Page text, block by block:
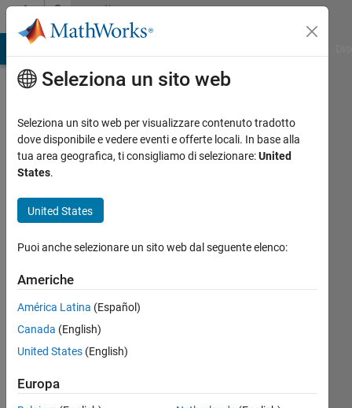
Vai al contenutoCommunity
Profile
di
seen:
oltre 4
Attivo
Followers:
Following:
Follow
Seleziona un sito web
Seleziona un sito web per visualizzare contenuto tradotto
dove disponibile e vedere eventi e offerte locali. In base alla
tua area geografica, ti consigliamo di selezionare:United
States.
United States
Puoi anche selezionare un sito web dal seguente elenco:
Americhe
América Latina (Español)
Canada (English)
United States (English)
Europa